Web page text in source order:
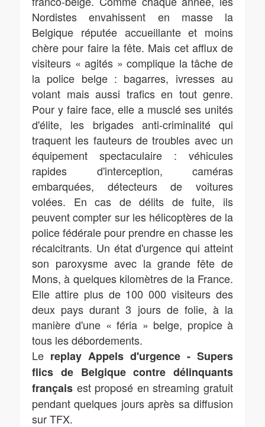
Nordistes envahissent en masse la
Belgique réputée accueillante et moins
chère pour faire la fête. Mais cet afflux de
visiteurs « agités » complique la tâche de
la police belge : bagarres, ivresses au
volant mais aussi trafics en tout genre.
Pour y faire face, elle a musclé ses unités
d'élite, les brigades anti-criminalité qui
traquent les fauteurs de troubles avec un
équipement spectaculaire : véhicules
rapides d'interception, caméras
embarquées, détecteurs de voitures
volées. En cas de délits de fuite, ils
peuvent compter sur les hélicoptères de la
police fédérale pour prendre en chasse les
récalcitrants. Un état d'urgence qui atteint
son paroxysme avec la grande fête de
Mons, à quelques kilomètres de la France.
Elle attire plus de 100 000 visiteurs des
deux pays durant 3 jours de folie, à la
manière d'une « féria » belge, propice à
tous les débordements.
Le replay Appels d'urgence - Supers
flics de Belgique contre délinquants
français est proposé en streaming gratuit
pendant quelques jours après sa diffusion
sur TFX.